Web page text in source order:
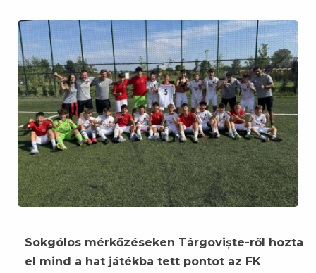
Sokgólos mérkőzéseken Târgoviște-ről hozta
el mind a hat játékba tett pontot az FK